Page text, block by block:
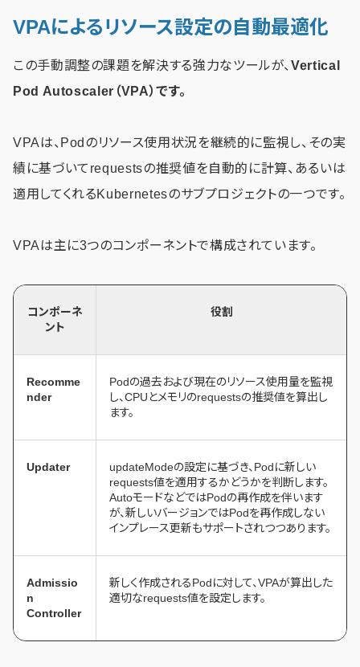
VPAによるリソース設定の自動最適化
この手動調整の課題を解決する強力なツールが、Vertical
Pod Autoscaler（VPA）です。
VPAは、Podのリソース使用状況を継続的に監視し、その実
績に基づいてrequestsの推奨値を自動的に計算、あるいは
適用してくれるKubernetesのサブプロジェクトの一つです。
VPAは主に3つのコンポーネントで構成されています。
コンポーネ
ント
役割
Recomme
nder
Podの過去および現在のリソース使用量を監視
し、CPUとメモリのrequestsの推奨値を算出し
ます。
Updater
updateModeの設定に基づき、Podに新しい
requests値を適用するかどうかを判断します。
AutoモードなどではPodの再作成を伴います
が、新しいバージョンではPodを再作成しない
インプレース更新もサポートされつつあります。
Admissio
n
Controller
新しく作成されるPodに対して、VPAが算出した
適切なrequests値を設定します。